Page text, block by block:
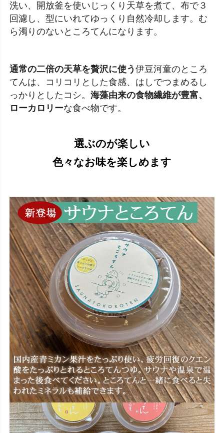
洗い、開放釜を使いじっくり天草を煮て、布で３
回濾し、型にいれてゆっくり自然冷却します。む
ら濁りのないところてんになります。
通常の二倍の天草を贅沢に使う 伊豆河童のところ
てんは、コリコリとした食感、はしでつまめるし
っかりとしたコシ。 海藻由来の食物繊維が豊富、
ローカロリーな食べ物です。
選ぶのが楽しい
色々なお味を楽しめます